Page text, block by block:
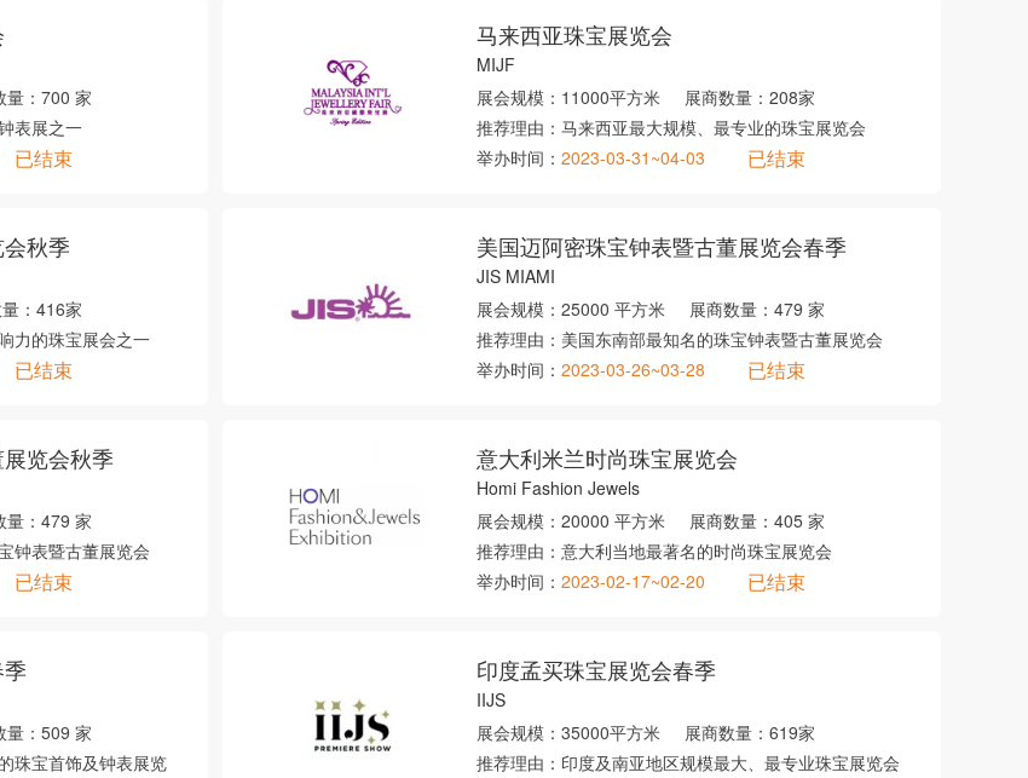
： 700 家
表展之一
已结束
马来西亚珠宝展览会
MIJF
展会规模： 11000平方米 展商数量： 208家
推荐理由： 马来西亚最大规模、最专业的珠宝展览会
举办时间： 2023-03-31~04-03 已结束
秋季
： 416家
力的珠宝展会之一
已结束
美国迈阿密珠宝钟表暨古董展览会春季
JIS MIAMI
展会规模： 25000 平方米 展商数量： 479 家
推荐理由： 美国东南部最知名的珠宝钟表暨古董展览会
举办时间： 2023-03-26~03-28 已结束
览会秋季
： 479 家
钟表暨古董展览会
已结束
意大利米兰时尚珠宝展览会
Homi Fashion Jewels
展会规模： 20000 平方米 展商数量： 405 家
推荐理由： 意大利当地最著名的时尚珠宝展览会
举办时间： 2023-02-17~02-20 已结束
： 509 家
珠宝首饰及钟表展览
印度孟买珠宝展览会春季
IIJS
展会规模： 35000平方米 展商数量： 619家
推荐理由： 印度及南亚地区规模最大、最专业珠宝展览会